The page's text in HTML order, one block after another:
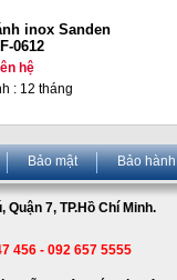
inox Sanden
0612
hệ
: 12 tháng
Bảo mật Bảo hành
7, TP.Hồ Chí Minh.
456 - 092 657 5555